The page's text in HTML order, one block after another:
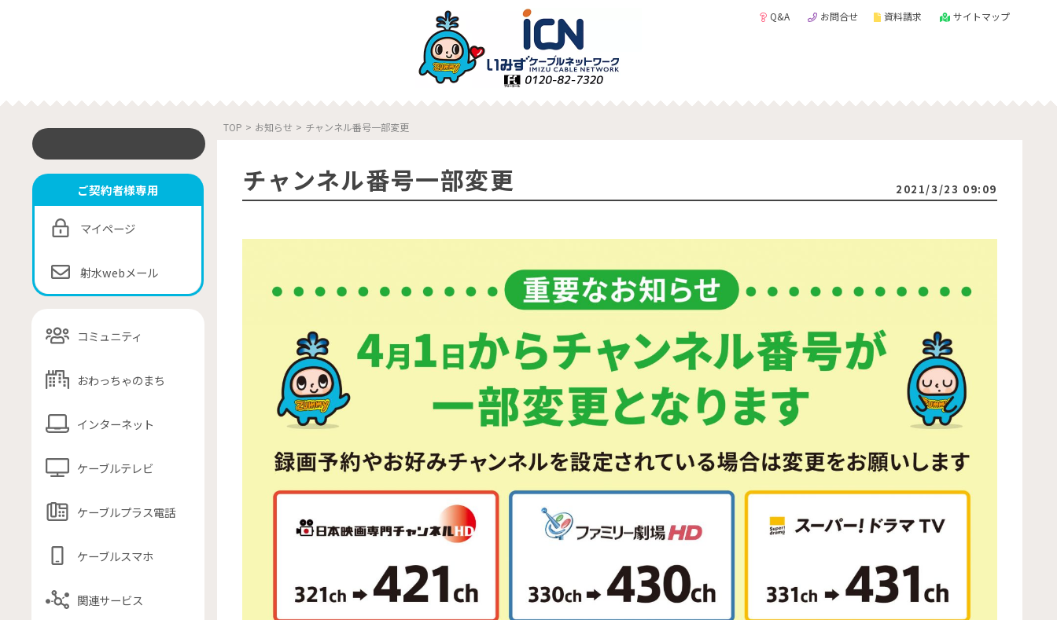
Q&A お問合せ 資料請求 サイトマップ
ご契約者様専用
マイページ
射水webメール
コミュニティ
おわっちゃのまち
インターネット
ケーブルテレビ
ケーブルプラス電話
ケーブルスマホ
関連サービス
TOP > お知らせ > チャンネル番号一部変更
チャンネル番号一部変更 2021/3/23 09:09